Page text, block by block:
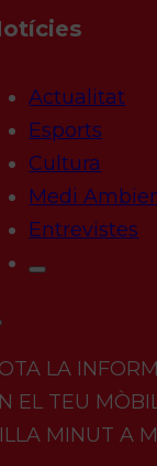
Actualitat
Esports
Cultura
Medi
Entrevistes
LA
EL TEU
MINUT A